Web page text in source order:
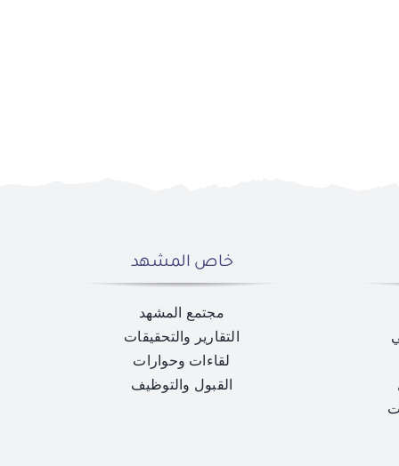
خاص المشهد
مجتمع المشهد
التقارير والتحقيقات
لقاءات وحوارات
القبول والتوظيف